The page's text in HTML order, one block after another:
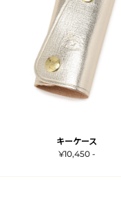
キーケース
¥10,450 -